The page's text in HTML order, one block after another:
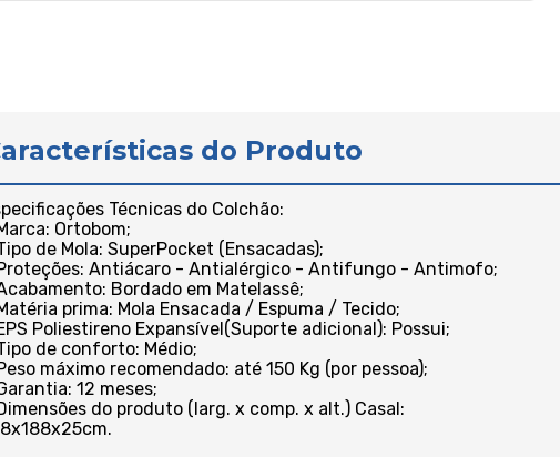
do Produto
Técnicas do Colchão:
Ortobom;
de Mola: SuperPocket (Ensacadas);
Antiácaro - Antialérgico - Antifungo - Antimofo;
Bordado em Matelassê;
prima: Mola Ensacada / Espuma / Tecido;
Poliestireno Expansível(Suporte adicional): Possui;
de conforto: Médio;
máximo recomendado: até 150 Kg (por pessoa);
12 meses;
do produto (larg. x comp. x alt.) Casal: